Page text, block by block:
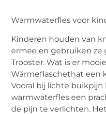
Warmwaterfles voor
Kinderen houden van
ermee en gebruiken ze
Trooster. Wat is er
Wärmeflaschethat een
Vooral bij lichte
warmwaterfles een
de pijn te verlichten.